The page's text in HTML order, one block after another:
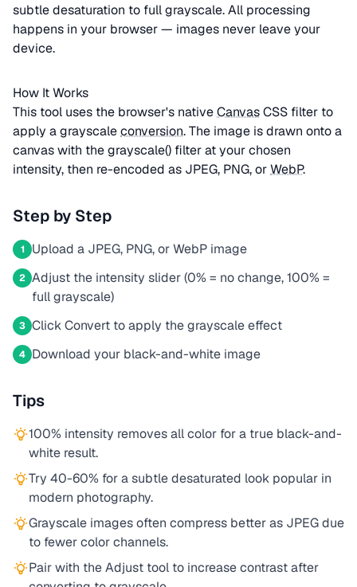
subtle desaturation to full grayscale. All processing
happens in your browser — images never leave your
device.
How It Works
This tool uses the browser's nativeCanvasCSS filter to
apply a grayscaleconversion. The image is drawn onto a
canvas with the grayscale() filter at your chosen
intensity, then re-encoded as JPEG, PNG, orWebP.
Step by Step
1 Upload a JPEG, PNG, or WebP image
2 Adjust the intensity slider (0% = no change, 100% =
full grayscale)
3 Click Convert to apply the grayscale effect
4 Download your black-and-white image
Tips
100% intensity removes all color for a true black-and-
white result.
Try 40-60% for a subtle desaturated look popular in
modern photography.
Grayscale images often compress better as JPEG due
to fewer color channels.
Pair with the Adjust tool to increase contrast after